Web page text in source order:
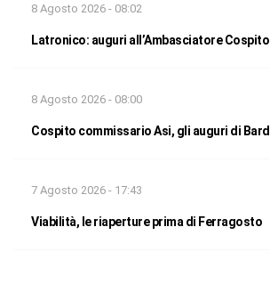
8 Agosto 2026 - 08:02
Latronico: auguri all’Ambasciatore Cospito
8 Agosto 2026 - 08:00
Cospito commissario Asi, gli auguri di
7 Agosto 2026 - 17:43
Viabilità, le riaperture prima di Ferragosto